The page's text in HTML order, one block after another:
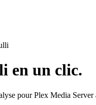
en un clic.
pour Plex Media